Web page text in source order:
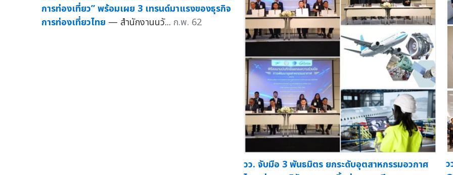
การท่องเที่ยว” พร้อมเผย 3 เทรนด์มาแรงของธุรกิจ
การท่องเที่ยวไทย — สำนักงานนวั... ก.พ. 62
วว. จับมือ 3 พันธมิตร ยกระดับอุตสาหกรรมอวกาศ